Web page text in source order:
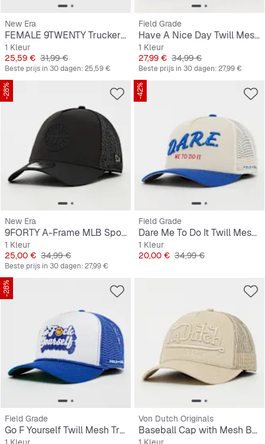
New Era
FEMALE 9TWENTY Trucker New York Yankees
1 Kleur
Prijs
25,59 € Originele Prijs
31,99 €
Beste prijs in 30 dagen:25,59 €
Field Grade
Have A Nice Day Twill Mesh Trucker
1 Kleur
Prijs
27,99 € Originele Prijs
34,99 €
Beste prijs in 30 dagen:27,99 €
-28%
New Era
9FORTY A-Frame MLB Sport Trucker Seattle Mariners
1 Kleur
Prijs
25,00 € Originele Prijs
34,99 €
Beste prijs in 30 dagen:27,99 €
-42%
Field Grade
Dare Me To Do It Twill Mesh Back Trucker
1 Kleur
Prijs
20,00 € Originele Prijs
34,99 €
-28%
Field Grade
Go F Yourself Twill Mesh Trucker
Von Dutch Originals
Baseball Cap with Mesh Back Embroidered Logo